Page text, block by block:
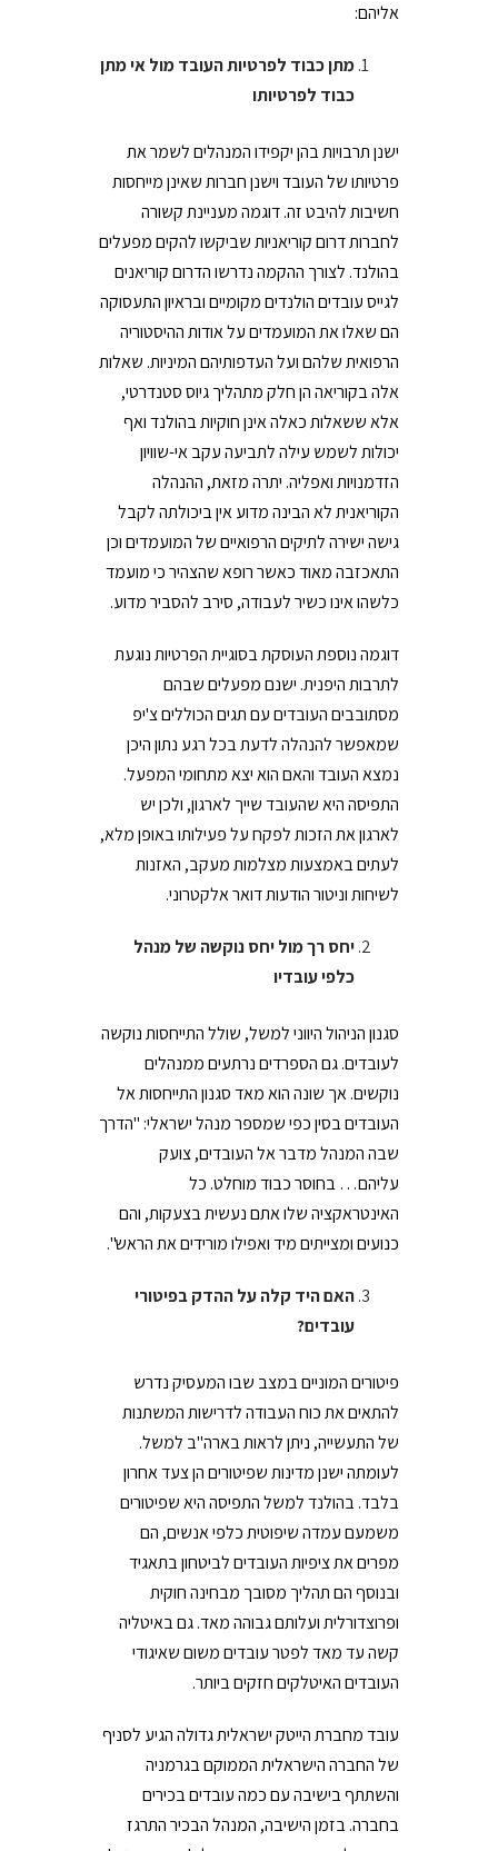
אליהם:
מתן כבוד לפרטיות העובד מול אי מתן
כבוד לפרטיותו
ישנן תרבויות בהן יקפידו המנהלים לשמר את
פרטיותו של העובד וישנן חברות שאינן מייחסות
חשיבות להיבט זה. דוגמה מעניינת קשורה
לחברות דרום קוריאניות שביקשו להקים מפעלים
בהולנד. לצורך ההקמה נדרשו הדרום קוריאנים
לגייס עובדים הולנדים מקומיים ובראיון התעסוקה
הם שאלו את המועמדים על אודות ההיסטוריה
הרפואית שלהם ועל העדפותיהם המיניות. שאלות
אלה בקוריאה הן חלק מתהליך גיוס סטנדרטי,
אלא ששאלות כאלה אינן חוקיות בהולנד ואף
יכולות לשמש עילה לתביעה עקב אי-שוויון
הזדמנויות ואפליה. יתרה מזאת, ההנהלה
הקוריאנית לא הבינה מדוע אין ביכולתה לקבל
גישה ישירה לתיקים הרפואיים של המועמדים וכן
התאכזבה מאוד כאשר רופא שהצהיר כי מועמד
כלשהו אינו כשיר לעבודה, סירב להסביר מדוע.
דוגמה נוספת העוסקת בסוגיית הפרטיות נוגעת
לתרבות היפנית. ישנם מפעלים שבהם
מסתובבים העובדים עם תגים הכוללים צ'יפ
שמאפשר להנהלה לדעת בכל רגע נתון היכן
נמצא העובד והאם הוא יצא מתחומי המפעל.
התפיסה היא שהעובד שייך לארגון, ולכן יש
לארגון את הזכות לפקח על פעילותו באופן מלא,
לעתים באמצעות מצלמות מעקב, האזנות
לשיחות וניטור הודעות דואר אלקטרוני.
יחס רך מול יחס נוקשה של מנהל
כלפי עובדיו
סגנון הניהול היווני למשל, שולל התייחסות נוקשה
לעובדים. גם הספרדים נרתעים ממנהלים
נוקשים. אך שונה הוא מאד סגנון התייחסות אל
העובדים בסין כפי שמספר מנהל ישראלי: "הדרך
שבה המנהל מדבר אל העובדים, צועק
עליהם… בחוסר כבוד מוחלט. כל
האינטראקציה שלו אתם נעשית בצעקות, והם
כנועים ומצייתים מיד ואפילו מורידים את הראש".
האם היד קלה על ההדק בפיטורי
עובדים?
פיטורים המוניים במצב שבו המעסיק נדרש
להתאים את כוח העבודה לדרישות המשתנות
של התעשייה, ניתן לראות בארה"ב למשל.
לעומתה ישנן מדינות שפיטורים הן צעד אחרון
בלבד. בהולנד למשל התפיסה היא שפיטורים
משמעם עמדה שיפוטית כלפי אנשים, הם
מפרים את ציפיות העובדים לביטחון בתאגיד
ובנוסף הם תהליך מסובך מבחינה חוקית
ופרוצדורלית ועלותם גבוהה מאד. גם באיטליה
קשה עד מאד לפטר עובדים משום שאיגודי
העובדים האיטלקים חזקים ביותר.
עובד מחברת הייטק ישראלית גדולה הגיע לסניף
של החברה הישראלית הממוקם בגרמניה
והשתתף בישיבה עם כמה עובדים בכירים
בחברה. בזמן הישיבה, המנהל הבכיר התרגז